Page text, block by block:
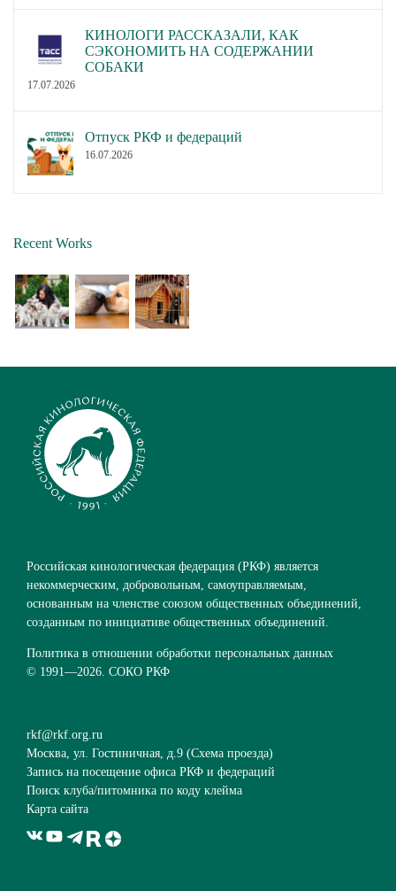
КИНОЛОГИ РАССКАЗАЛИ, КАК
СЭКОНОМИТЬ НА СОДЕРЖАНИИ
СОБАКИ
17.07.2026
Отпуск РКФ и федераций
16.07.2026
Recent Works
Российская кинологическая федерация (РКФ) является
некоммерческим, добровольным, самоуправляемым,
основанным на членстве союзом общественных объединений,
созданным по инициативе общественных объединений.
Политика в отношении обработки персональных данных
© 1991—2026. СОКО РКФ
rkf@rkf.org.ru
Москва, ул. Гостиничная, д.9 (Схема проезда)
Запись на посещение офиса РКФ и федераций
Поиск клуба/питомника по коду клейма
Карта сайта